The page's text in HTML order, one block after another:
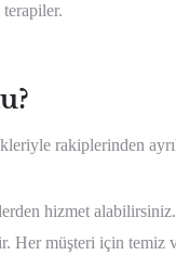
rakiplerinden
hizmet alabilirsiniz.
Her müşteri için temiz